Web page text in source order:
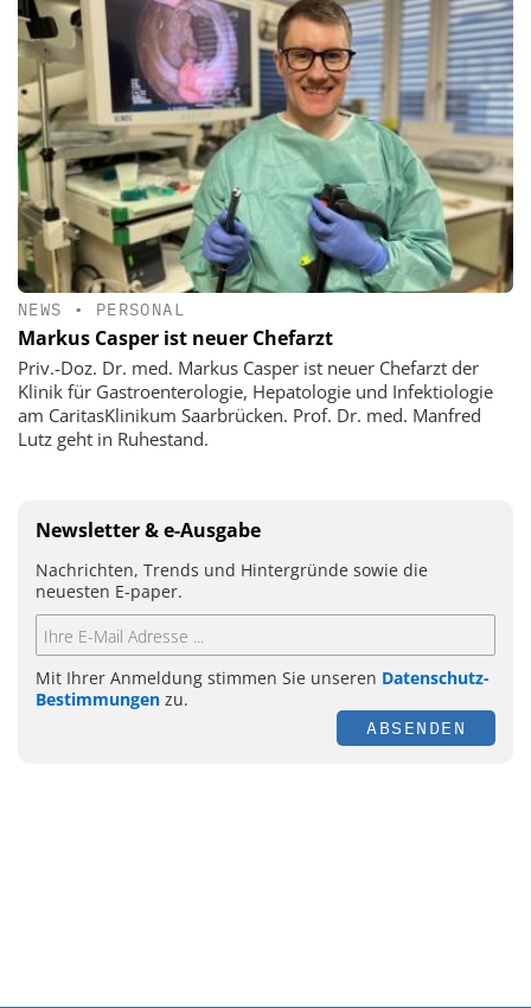
NEWS • PERSONAL
Markus Casper ist neuer Chefarzt
Priv.-Doz. Dr. med. Markus Casper ist neuer Chefarzt der
Klinik für Gastroenterologie, Hepatologie und Infektiologie
am CaritasKlinikum Saarbrücken. Prof. Dr. med. Manfred
Lutz geht in Ruhestand.
Newsletter & e-Ausgabe
Nachrichten, Trends und Hintergründe sowie die
neuesten E-paper.
Mit Ihrer Anmeldung stimmen Sie unseren Datenschutz-
Bestimmungen zu.
ABSENDEN